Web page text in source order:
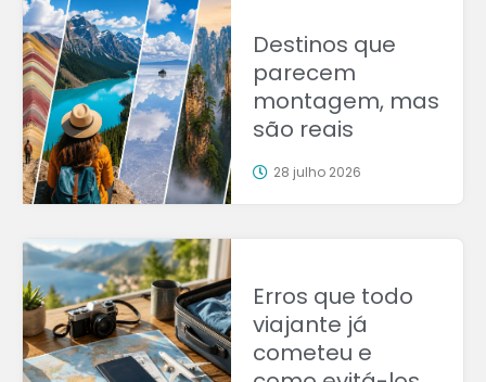
Destinos que
parecem
montagem, mas
são reais
28 julho 2026
Erros que todo
viajante já
cometeu e